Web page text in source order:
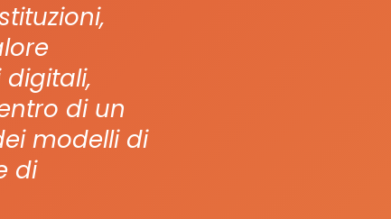
digitali,
di un
modelli di
di